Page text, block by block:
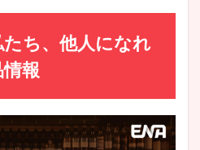
ち、他人になれ
報